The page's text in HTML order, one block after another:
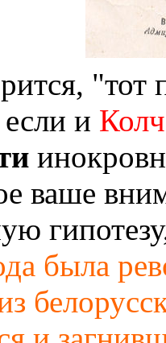
"тот
и
ваше
была